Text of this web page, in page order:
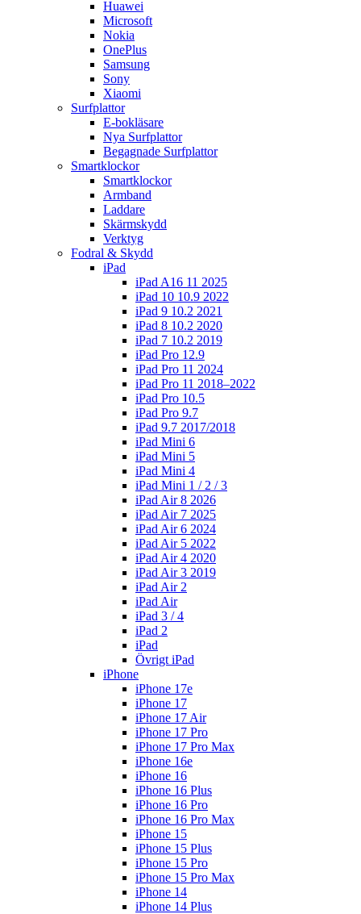
Huawei
Microsoft
Nokia
OnePlus
Samsung
Sony
Xiaomi
Surfplattor
E-bokläsare
Nya Surfplattor
Begagnade Surfplattor
Smartklockor
Smartklockor
Armband
Laddare
Skärmskydd
Verktyg
Fodral & Skydd
iPad
iPad A16 11 2025
iPad 10 10.9 2022
iPad 9 10.2 2021
iPad 8 10.2 2020
iPad 7 10.2 2019
iPad Pro 12.9
iPad Pro 11 2024
iPad Pro 11 2018–2022
iPad Pro 10.5
iPad Pro 9.7
iPad 9.7 2017/2018
iPad Mini 6
iPad Mini 5
iPad Mini 4
iPad Mini 1 / 2 / 3
iPad Air 8 2026
iPad Air 7 2025
iPad Air 6 2024
iPad Air 5 2022
iPad Air 4 2020
iPad Air 3 2019
iPad Air 2
iPad Air
iPad 3 / 4
iPad 2
iPad
Övrigt iPad
iPhone
iPhone 17e
iPhone 17
iPhone 17 Air
iPhone 17 Pro
iPhone 17 Pro Max
iPhone 16e
iPhone 16
iPhone 16 Plus
iPhone 16 Pro
iPhone 16 Pro Max
iPhone 15
iPhone 15 Plus
iPhone 15 Pro
iPhone 15 Pro Max
iPhone 14
iPhone 14 Plus